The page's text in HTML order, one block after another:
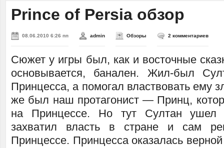
Prince of Persia обзор
08.06.2010 6:26 пп admin Обзоры 2 комментариев
Сюжет у игры был, как и восточные
основывается, банален. Жил-был
Принцесса, а помогал властвовать ему
же был наш протагонист — Принц,
на Принцессе. Но тут Султан ушел
захватил власть в стране и сам
Принцессе. Принцесса оказалась